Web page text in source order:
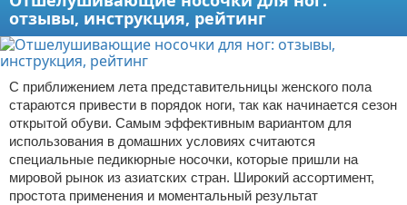
отзывы, инструкция, рейтинг
С приближением лета представительницы женского пола
стараются привести в порядок ноги, так как начинается сезон
открытой обуви. Самым эффективным вариантом для
использования в домашних условиях считаются
специальные педикюрные носочки, которые пришли на
мировой рынок из азиатских стран. Широкий ассортимент,
простота применения и моментальный результат